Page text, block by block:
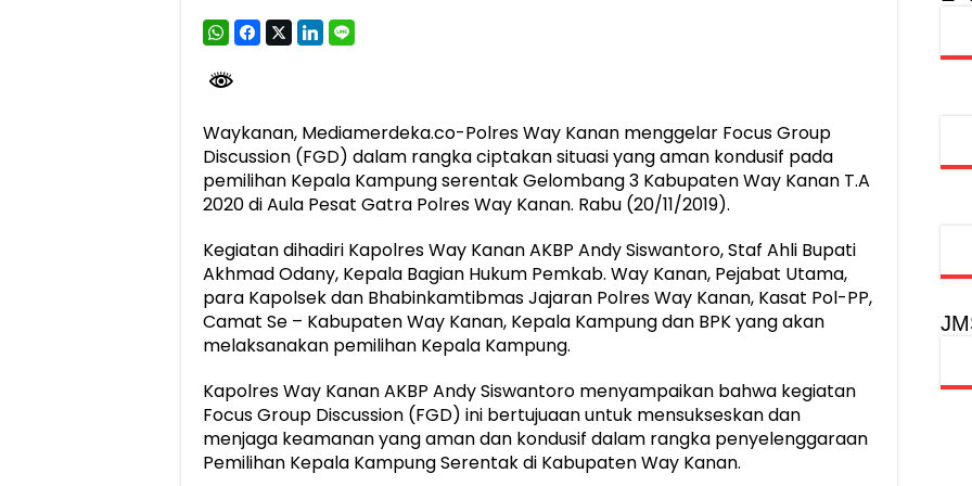
Dirut Jasa Raharja Dampingi Wamenhub Tinjau Penanganan Korban KM Mutiara Sentosa II di RS PHC Surabaya
Purnama Wulan Sari Mirza Buka SiSeSa Roadshow Lampung 2026, Dorong Kolaborasi Industri Kreatif dan
Waykanan, Mediamerdeka.co-Polres Way Kanan menggelar Focus Group
Discussion (FGD) dalam rangka ciptakan situasi yang aman kondusif pada
pemilihan Kepala Kampung serentak Gelombang 3 Kabupaten Way Kanan T.A
2020 di Aula Pesat Gatra Polres Way Kanan. Rabu (20/11/2019).
Kegiatan dihadiri Kapolres Way Kanan AKBP Andy Siswantoro, Staf Ahli Bupati
Akhmad Odany, Kepala Bagian Hukum Pemkab. Way Kanan, Pejabat Utama,
para Kapolsek dan Bhabinkamtibmas Jajaran Polres Way Kanan, Kasat Pol-PP,
Camat Se – Kabupaten Way Kanan, Kepala Kampung dan BPK yang akan
melaksanakan pemilihan Kepala Kampung.
Kapolres Way Kanan AKBP Andy Siswantoro menyampaikan bahwa kegiatan
Focus Group Discussion (FGD) ini bertujuaan untuk mensukseskan dan
menjaga keamanan yang aman dan kondusif dalam rangka penyelenggaraan
Pemilihan Kepala Kampung Serentak di Kabupaten Way Kanan.